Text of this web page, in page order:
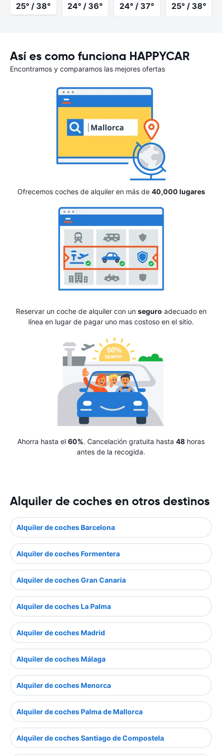
25° / 38° 24° / 36° 24° / 37° 25° / 38°
Así es como funciona HAPPYCAR
Encontramos y comparamos las mejores ofertas
Ofrecemos coches de alquiler en más de 40,000 lugares
Reservar un coche de alquiler con un seguro adecuado en
línea en lugar de pagar uno mas costoso en el sitio.
Ahorra hasta el 60%. Cancelación gratuita hasta 48 horas
antes de la recogida.
Alquiler de coches en otros destinos
Alquiler de coches Barcelona
Alquiler de coches Formentera
Alquiler de coches Gran Canaria
Alquiler de coches La Palma
Alquiler de coches Madrid
Alquiler de coches Málaga
Alquiler de coches Menorca
Alquiler de coches Palma de Mallorca
Alquiler de coches Santiago de Compostela